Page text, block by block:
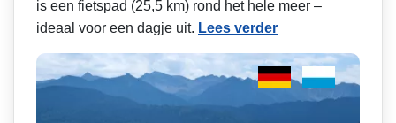
is een fietspad (25,5 km) rond het hele meer –
ideaal voor een dagje uit. Lees verder